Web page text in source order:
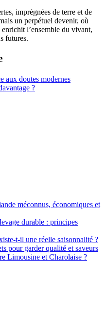
imprégnées de terre et de
un perpétuel devenir, où
l’ensemble du vivant,
futures.
aux doutes modernes
?
méconnus, économiques et
durable : principes
t-il une réelle saisonnalité ?
pour garder qualité et saveurs
Limousine et Charolaise ?